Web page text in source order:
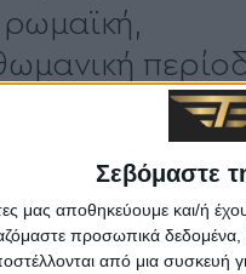
Σεβόμαστε
μας αποθηκεύουμε και/ή
προσωπικά
από μια συσκευή
ρωμαϊκή,